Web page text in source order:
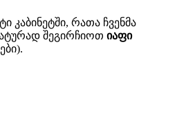
კაბინეტში, რათა ჩვენმა
შეგირჩიოთ იაფი